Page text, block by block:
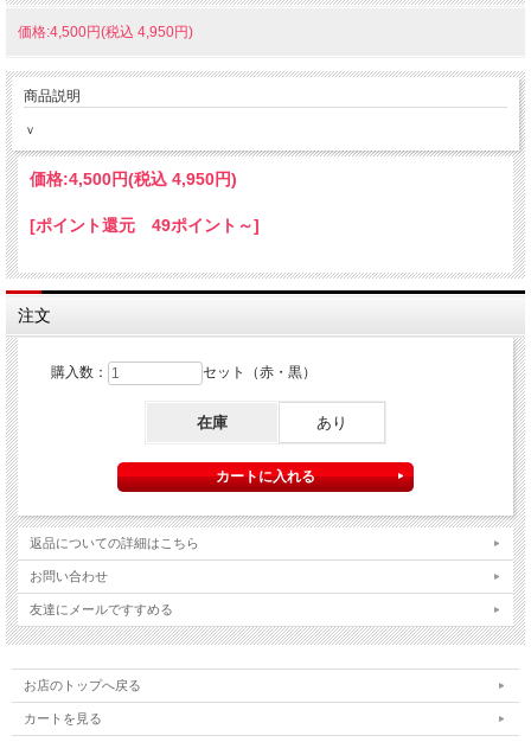
価格:4,500円(税込 4,950円)
商品説明
ｖ
価格:4,500円(税込 4,950円)
[ポイント還元 49ポイント～]
注文
購入数： セット（赤・黒）
在庫 あり
返品についての詳細はこちら
お問い合わせ
友達にメールですすめる
お店のトップへ戻る
カートを見る